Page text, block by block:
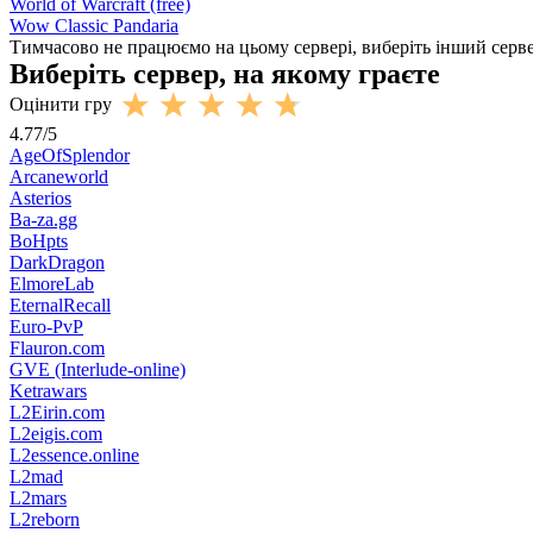
Wow Classic Pandaria
Тимчасово не працюємо на цьому сервері, виберіть інший
Виберіть сервер, на якому граєте
Оцінити гру
4.77/5
AgeOfSplendor
Arcaneworld
Asterios
Ba-za.gg
BoHpts
DarkDragon
ElmoreLab
EternalRecall
Euro-PvP
Flauron.com
GVE (Interlude-online)
Ketrawars
L2Eirin.com
L2eigis.com
L2essence.online
L2mad
L2mars
L2reborn